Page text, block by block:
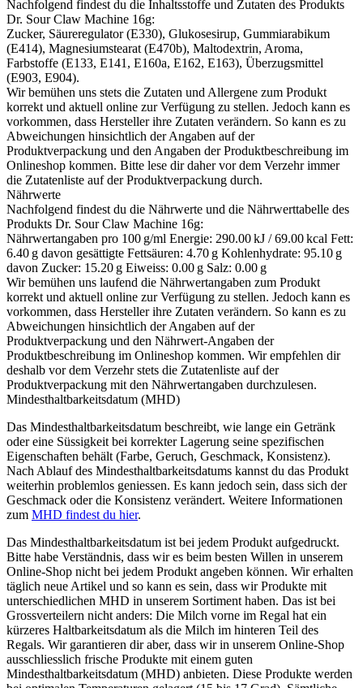
Nachfolgend findest du die Inhaltsstoffe und Zutaten des Produkts
Dr. Sour Claw Machine 16g:
Zucker, Säureregulator (E330), Glukosesirup, Gummiarabikum
(E414), Magnesiumstearat (E470b), Maltodextrin, Aroma,
Farbstoffe (E133, E141, E160a, E162, E163), Überzugsmittel
(E903, E904).
Wir bemühen uns stets die Zutaten und Allergene zum Produkt
korrekt und aktuell online zur Verfügung zu stellen. Jedoch kann es
vorkommen, dass Hersteller ihre Zutaten verändern. So kann es zu
Abweichungen hinsichtlich der Angaben auf der
Produktverpackung und den Angaben der Produktbeschreibung im
Onlineshop kommen. Bitte lese dir daher vor dem Verzehr immer
die Zutatenliste auf der Produktverpackung durch.
Nährwerte
Nachfolgend findest du die Nährwerte und die Nährwerttabelle des
Produkts Dr. Sour Claw Machine 16g:
Nährwertangaben pro 100 g/ml Energie: 290.00 kJ / 69.00 kcal Fett:
6.40 g davon gesättigte Fettsäuren: 4.70 g Kohlenhydrate: 95.10 g
davon Zucker: 15.20 g Eiweiss: 0.00 g Salz: 0.00 g
Wir bemühen uns laufend die Nährwertangaben zum Produkt
korrekt und aktuell online zur Verfügung zu stellen. Jedoch kann es
vorkommen, dass Hersteller ihre Zutaten verändern. So kann es zu
Abweichungen hinsichtlich der Angaben auf der
Produktverpackung und den Nährwert-Angaben der
Produktbeschreibung im Onlineshop kommen. Wir empfehlen dir
deshalb vor dem Verzehr stets die Zutatenliste auf der
Produktverpackung mit den Nährwertangaben durchzulesen.
Mindesthaltbarkeitsdatum (MHD)
Das Mindesthaltbarkeitsdatum beschreibt, wie lange ein Getränk
oder eine Süssigkeit bei korrekter Lagerung seine spezifischen
Eigenschaften behält (Farbe, Geruch, Geschmack, Konsistenz).
Nach Ablauf des Mindesthaltbarkeitsdatums kannst du das Produkt
weiterhin problemlos geniessen. Es kann jedoch sein, dass sich der
Geschmack oder die Konsistenz verändert. Weitere Informationen
zum MHD findest du hier.
Das Mindesthaltbarkeitsdatum ist bei jedem Produkt aufgedruckt.
Bitte habe Verständnis, dass wir es beim besten Willen in unserem
Online-Shop nicht bei jedem Produkt angeben können. Wir erhalten
täglich neue Artikel und so kann es sein, dass wir Produkte mit
unterschiedlichen MHD in unserem Sortiment haben. Das ist bei
Grossverteilern nicht anders: Die Milch vorne im Regal hat ein
kürzeres Haltbarkeitsdatum als die Milch im hinteren Teil des
Regals. Wir garantieren dir aber, dass wir in unserem Online-Shop
ausschliesslich frische Produkte mit einem guten
Mindesthaltbarkeitsdatum (MHD) anbieten. Diese Produkte werden